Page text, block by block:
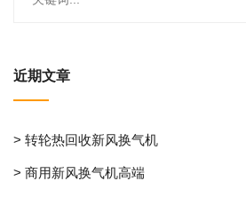
近期文章
> 转轮热回收新风换气机
> 商用新风换气机高端